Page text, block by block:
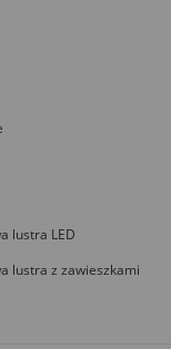
lustra LED
lustra z zawieszkami